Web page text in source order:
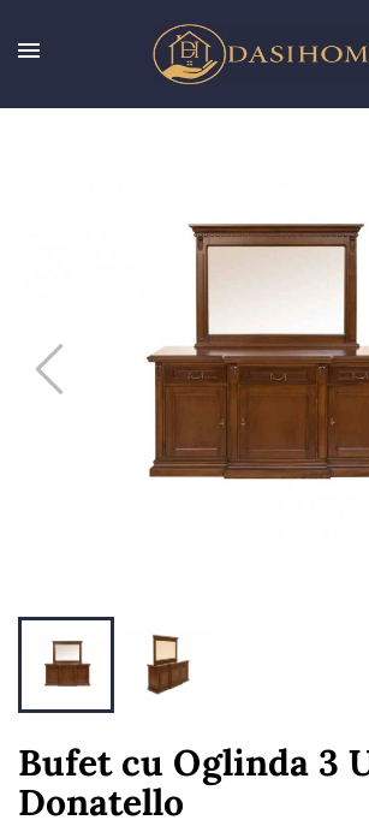
Bufet cu Oglinda 3
Donatello